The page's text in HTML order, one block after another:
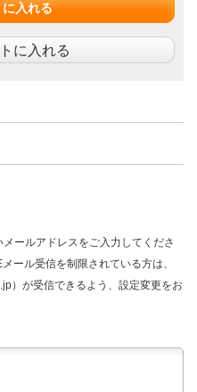
入れる
に入れる
ールアドレスをご入力してくださ
ール受信を制限されている方は、
）が受信できるよう、設定変更をお